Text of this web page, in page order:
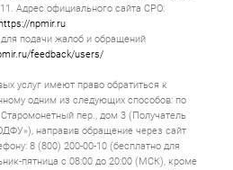
Адрес официального сайта СРО:
npmir.ru
подачи жалоб и обращений
feedback/users/
услуг имеют право обратиться к
одним из следующих способов: по
пер., дом 3 (Получатель
направив обращение через сайт
8 (800) 200-00-10 (бесплатно для
пятница с 08:00 до 20:00 (МСК), кроме